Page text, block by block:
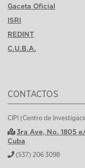
Gaceta Oficial
ISRI
REDINT
C.U.B.A.
CONTACTOS
CIPI (Centro de
3ra Ave, No. 1805
Cuba
(537) 206 3098